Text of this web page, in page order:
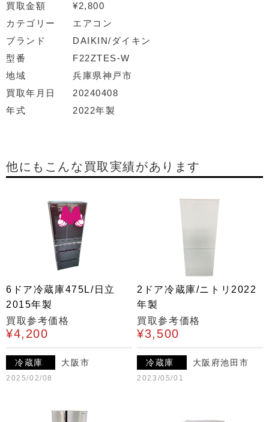
買取金額
¥2,800
カテゴリー
エアコン
ブランド
DAIKIN/ダイキン
型番
F22ZTES-W
地域
兵庫県神戸市
買取年月日
20240408
年式
2022年製
他にもこんな買取実績があります
6ドア冷蔵庫475L/日立
2015年製
買取参考価格
¥4,200
冷蔵庫 大阪市
2025/02/08
2ドア冷蔵庫/ニトリ2022
年製
買取参考価格
¥3,500
冷蔵庫 大阪府池田市
2023/05/01